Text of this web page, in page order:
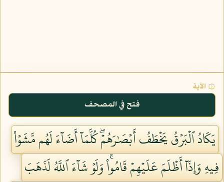
۞ الآية
فتح في المصحف
يَكَادُ ٱلۡبَرۡقُ يَخۡطَفُ أَبۡصَٰرَهُمۡۖ كُلَّمَآ أَضَآءَ لَهُم مَّشَوۡاْ
فِيهِ وَإِذَآ أَظۡلَمَ عَلَيۡهِمۡ قَامُواْۚ وَلَوۡ شَآءَ ٱللَّهُ لَذَهَبَ